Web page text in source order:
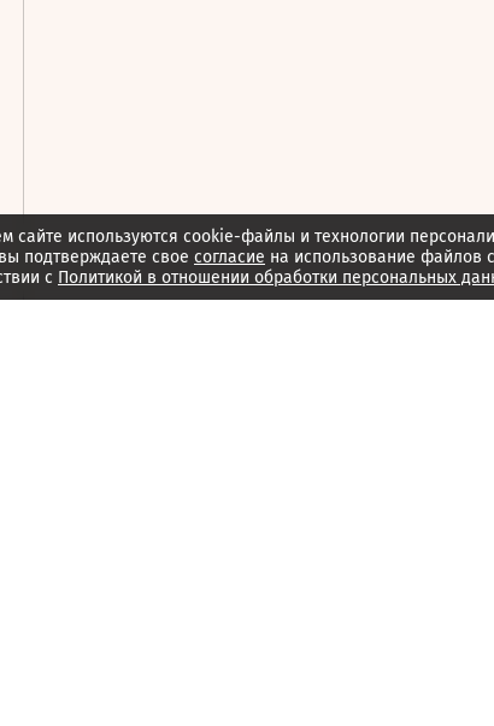
сайте используются cookie-файлы и технологии
подтверждаете свое согласие на использование файлов
с Политикой в отношении обработки персональных